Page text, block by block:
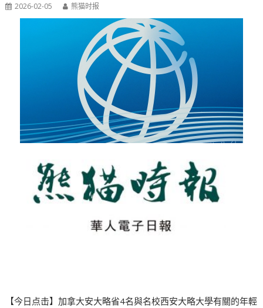
2026-02-05 熊猫时报
【今日点击】加拿大安大略省4名與名校西安大略大學有關的年輕